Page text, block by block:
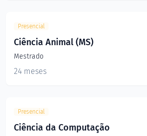
Presencial
Ciência Animal (MS)
Mestrado
24 meses
Presencial
Ciência da Computação